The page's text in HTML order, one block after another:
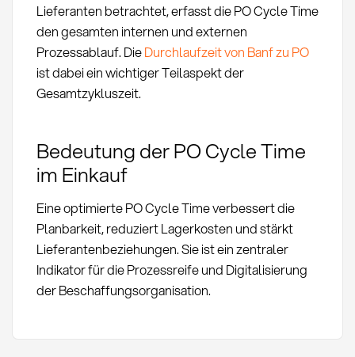
Lieferanten betrachtet, erfasst die PO Cycle Time
den gesamten internen und externen
Prozessablauf. DieDurchlaufzeit von Banf zu PO
ist dabei ein wichtiger Teilaspekt der
Gesamtzykluszeit.
Bedeutung der PO Cycle Time
im Einkauf
Eine optimierte PO Cycle Time verbessert die
Planbarkeit, reduziert Lagerkosten und stärkt
Lieferantenbeziehungen. Sie ist ein zentraler
Indikator für die Prozessreife und Digitalisierung
der Beschaffungsorganisation.